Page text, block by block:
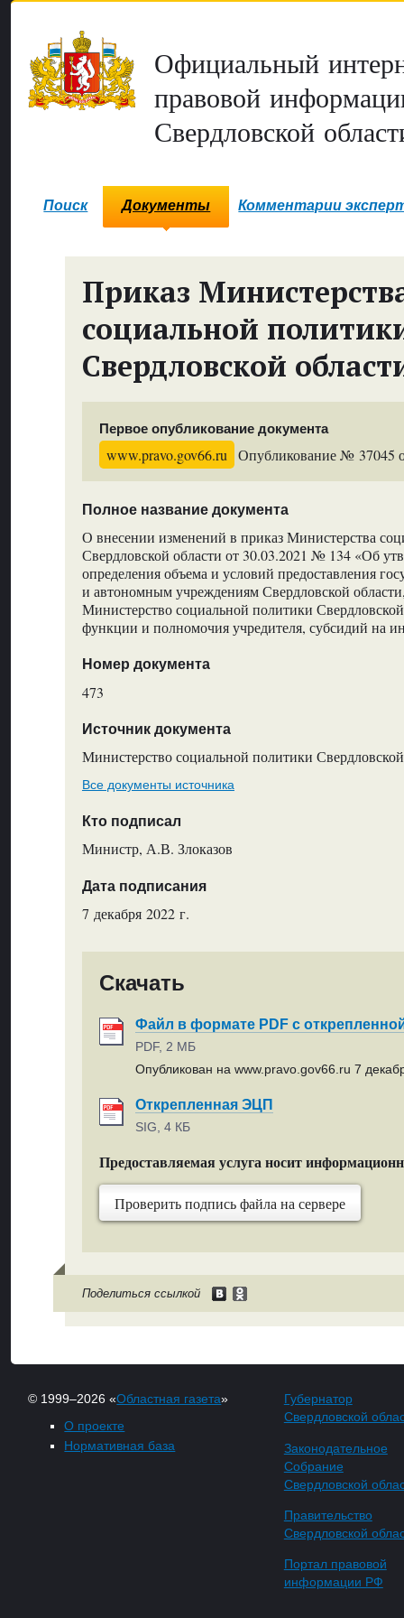
Официальный
правовой
Свердловской
Поиск Документы Комментарии
Приказ
социальной
Свердловской
Первое опубликование документа
www.pravo.gov66.ru Опубликование № 37045
Полное название документа
О внесении изменений в приказ Министерства
Свердловской области от 30.03.2021 № 134 «Об
определения объема и условий предоставления
и автономным учреждениям Свердловской
Министерство социальной политики
функции и полномочия учредителя, субсидий на
Номер документа
473
Источник документа
Министерство социальной политики
Все документы источника
Кто подписал
Министр, А.В. Злоказов
Дата подписания
7 декабря 2022 г.
Скачать
Файл в формате PDF с
PDF, 2 МБ
Опубликован на www.pravo.gov66.ru 7
Открепленная ЭЦП
SIG, 4 КБ
Предоставляемая услуга носит
Проверить подпись файла на сервере
Поделиться ссылкой
© 1999–2026 «Областная газета»
О проекте
Нормативная база
Губернатор
Свердловской
Законодательное
Собрание
Свердловской
Правительство
Свердловской
Портал правовой
информации РФ